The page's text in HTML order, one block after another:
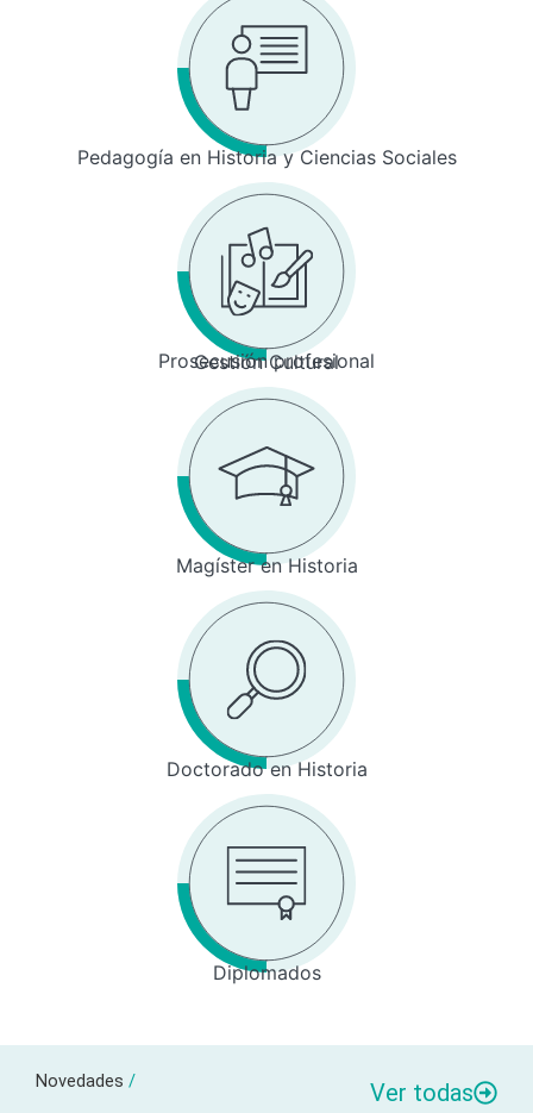
Pedagogía en Historia y Ciencias Sociales
Prosecusión profesional
Gestión Cultural
Magíster en Historia
Doctorado en Historia
Diplomados
Novedades / Ver todas